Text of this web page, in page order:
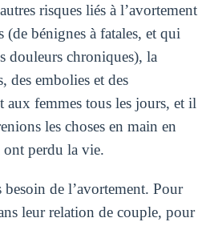
risques liés à l’avortement
bénignes à fatales, et qui
douleurs chroniques), la
des embolies et des
aux femmes tous les jours, et il
les choses en main en
ont perdu la vie.
besoin de l’avortement. Pour
leur relation de couple, pour